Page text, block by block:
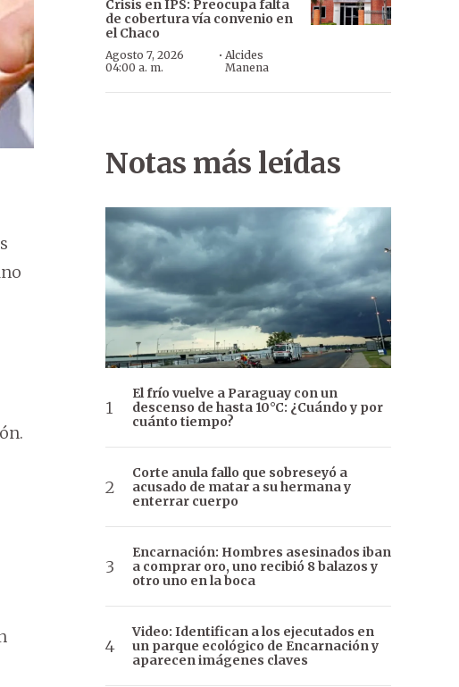
Crisis en IPS: Preocupa falta
de cobertura vía convenio en
el Chaco
Agosto 7, 2026
04:00 a. m.
·Alcides
Manena
Notas más leídas
El frío vuelve a Paraguay con un
descenso de hasta 10°C: ¿Cuándo y por
cuánto tiempo?
Corte anula fallo que sobreseyó a
acusado de matar a su hermana y
enterrar cuerpo
Encarnación: Hombres asesinados iban
a comprar oro, uno recibió 8 balazos y
otro uno en la boca
Video: Identifican a los ejecutados en
un parque ecológico de Encarnación y
aparecen imágenes claves